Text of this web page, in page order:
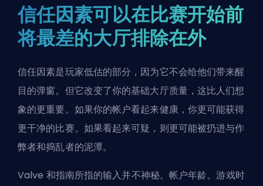
信任因素可以在比赛开始前
将最差的大厅排除在外
信任因素是玩家低估的部分，因为它不会给他们带来醒
目的弹窗。但它改变了你的基础大厅质量，这比人们想
象的更重要。如果你的帐户看起来健康，你更可能获得
更干净的比赛。如果看起来可疑，则更可能被扔进与作
弊者和捣乱者的泥潭。
Valve 和指南所指的输入并不神秘。帐户年龄。游戏时